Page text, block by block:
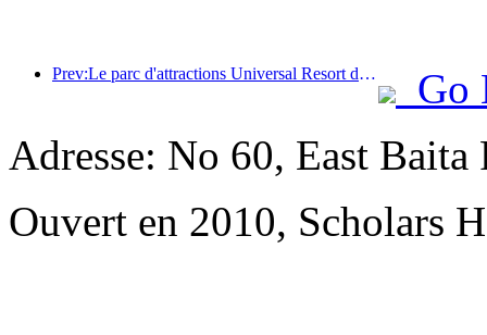
Prev:Le parc d'attractions Universal Resort de Pékin lancera son événement du Nouvel An chinois le 23 janvier, qui durera 40 jours.
Go
Adresse: No 60, East
Ouvert en 2010, Scholars